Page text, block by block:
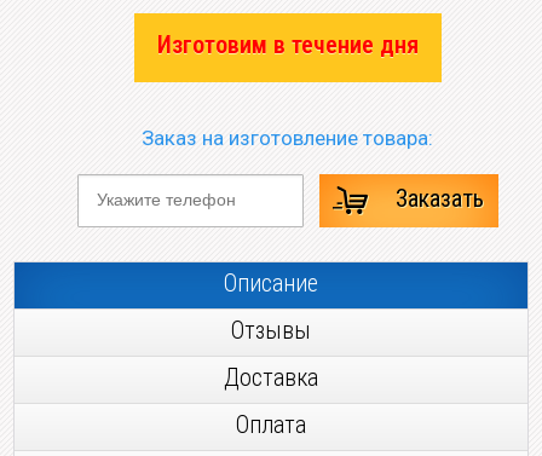
Изготовим в течение дня
Заказ на изготовление товара:
Заказать
Описание
Отзывы
Доставка
Оплата